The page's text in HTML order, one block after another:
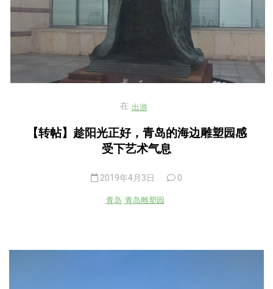
在 出游
【转帖】趁阳光正好，青岛的海边雕塑园感
受下艺术气息
2019年4月3日 0
青岛 青岛雕塑园